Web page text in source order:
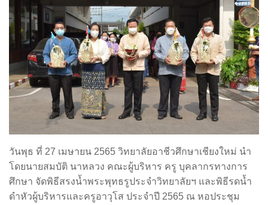
วันพุธ ที่ 27 เมษายน 2565 วิทยาลัยอาชีวศึกษาเชียงใหม่ นำ
โดยนายสมบัติ นาหลวง คณะผู้บริหาร ครู บุคลากรทางการ
ศึกษา จัดพิธีสรงน้ำพระพุทธรูประจำวิทยาลัยฯ และพิธีรดน้ำ
ดำหัวผู้บริหารและครูอาวุโส ประจำปี 2565 ณ หอประชุม